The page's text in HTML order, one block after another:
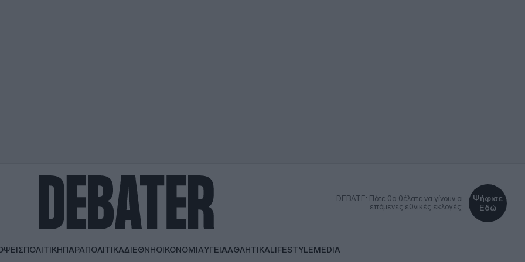
DEBATE: Πότε θα θέλατε να γίνουν οι
επόμενες εθνικές εκλογές;
Ψήφισε
Εδώ
ΠΟΛΙΤΙΚΗΠΑΡΑΠΟΛΙΤΙΚΑΔΙΕΘΝΗΟΙΚΟΝΟΜΙΑΥΓΕΙΑΑΘΛΗΤΙΚΑLIFESTYLEMEDIA